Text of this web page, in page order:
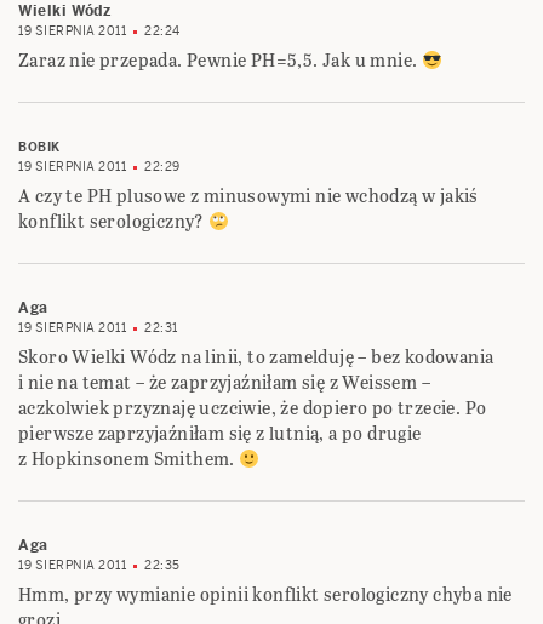
Wielki Wódz
19 SIERPNIA 2011 22:24
Zaraz nie przepada. Pewnie PH=5,5. Jak u mnie.
BOBIK
19 SIERPNIA 2011
22:29
A czy te PH plusowe z minusowymi nie wchodzą w jakiś
konflikt serologiczny?
Aga
19 SIERPNIA 2011 22:31
Skoro Wielki Wódz na linii, to zamelduję – bez kodowania
i nie na temat – że zaprzyjaźniłam się z Weissem –
aczkolwiek przyznaję uczciwie, że dopiero po trzecie. Po
pierwsze zaprzyjaźniłam się z lutnią, a po drugie
z Hopkinsonem Smithem.
Aga
19 SIERPNIA 2011 22:35
Hmm, przy wymianie opinii konflikt serologiczny chyba nie